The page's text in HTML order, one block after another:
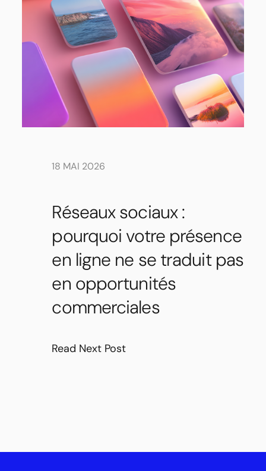
18 MAI 2026
Réseaux sociaux :
pourquoi votre présence
en ligne ne se traduit pas
en opportunités
commerciales
Read Next Post